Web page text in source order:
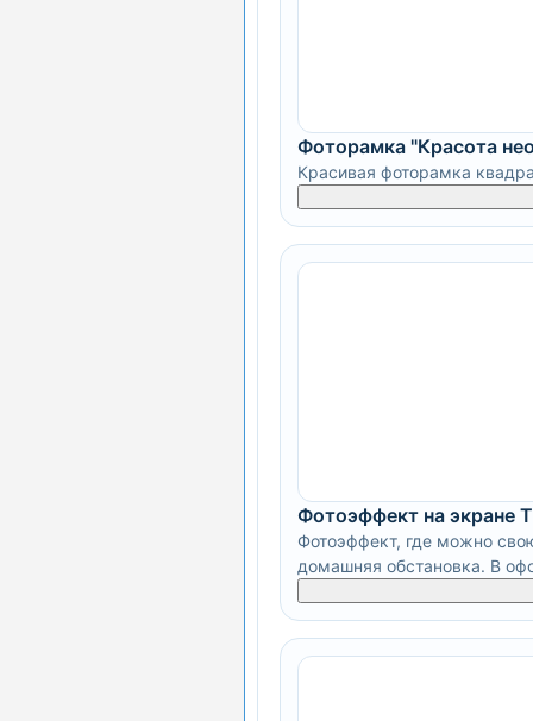
Фоторамка "Красота
Красивая фоторамка
Фотоэффект на экране
Фотоэффект, где можно
домашняя обстановка. В